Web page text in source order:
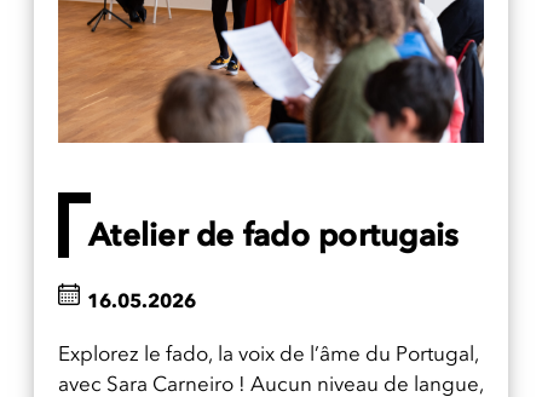
Atelier de fado portugais
Explorez le fado, la voix de l’âme du Portugal,
avec Sara Carneiro ! Aucun niveau de langue,
16.05.2026